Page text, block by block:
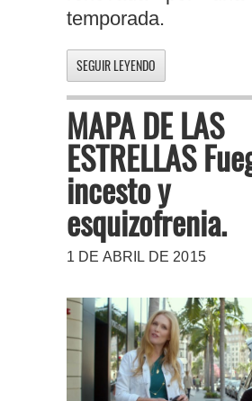
temporada.
SEGUIR LEYENDO
MAPA DE LAS
ESTRELLAS
incesto y
esquizofrenia.
1 DE ABRIL DE 2015